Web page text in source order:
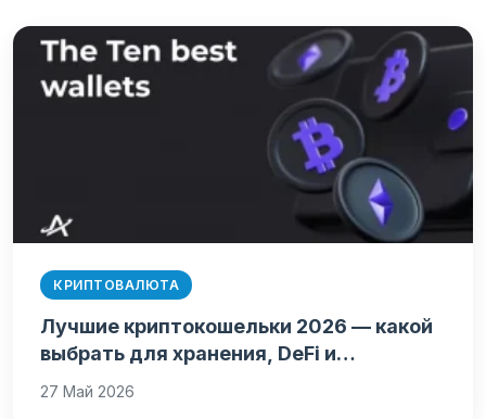
КРИПТОВАЛЮТА
Лучшие криптокошельки 2026 — какой
выбрать для хранения, DeFi и…
27 Май 2026